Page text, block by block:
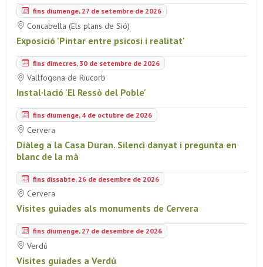
fins diumenge, 27 de setembre de 2026
Concabella (Els plans de Sió)
Exposició 'Pintar entre psicosi i realitat'
fins dimecres, 30 de setembre de 2026
Vallfogona de Riucorb
Instal·lació 'El Ressò del Poble'
fins diumenge, 4 de octubre de 2026
Cervera
Diàleg a la Casa Duran. Silenci danyat i pregunta en
blanc de la mà
fins dissabte, 26 de desembre de 2026
Cervera
Visites guiades als monuments de Cervera
fins diumenge, 27 de desembre de 2026
Verdú
Visites guiades a Verdú